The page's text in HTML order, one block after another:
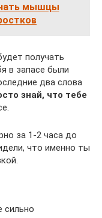
мышцы
получать
в запасе были
два слова
знай, что тебе
за 1-2 часа до
что именно ты
сильно